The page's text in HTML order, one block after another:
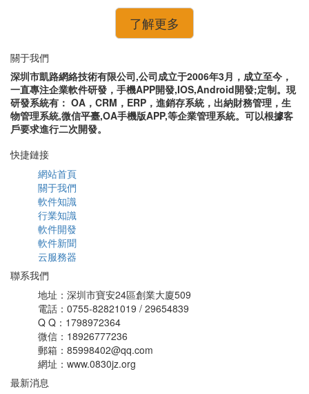
了解更多
關于我們
深圳市凱路網絡技術有限公司,公司成立于2006年3月，成立至今，
一直專注企業軟件研發，手機APP開發,IOS,Android開發;定制。現
研發系統有： OA，CRM，ERP，進銷存系統，出納財務管理，生
物管理系統,微信平臺,OA手機版APP,等企業管理系統。可以根據客
戶要求進行二次開發。
快捷鏈接
網站首頁
關于我們
軟件知識
行業知識
軟件開發
軟件新聞
云服務器
聯系我們
地址：深圳市寶安24區創業大廈509
電話：0755-82821019 / 29654839
Q Q：1798972364
微信：18926777236
郵箱：85998402@qq.com
網址：www.0830jz.org
最新消息